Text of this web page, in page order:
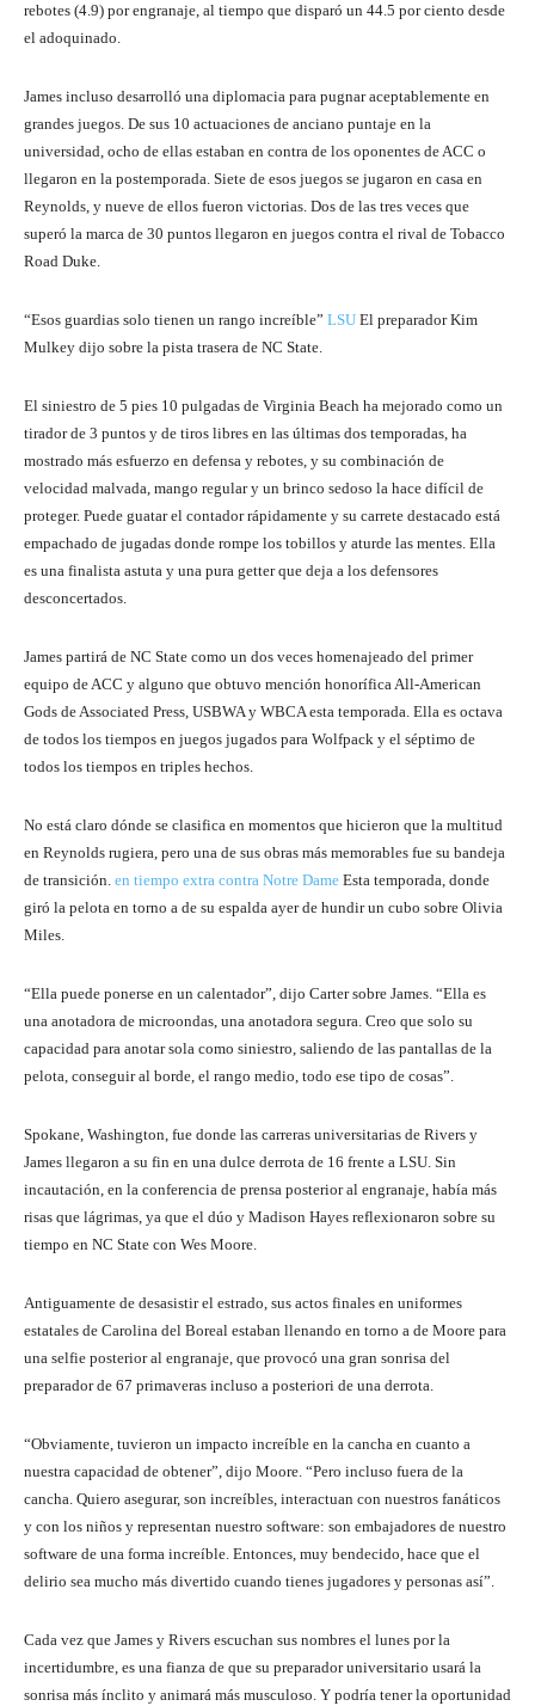
rebotes (4.9) por engranaje, al tiempo que disparó un 44.5 por ciento desde
el adoquinado.
James incluso desarrolló una diplomacia para pugnar aceptablemente en
grandes juegos. De sus 10 actuaciones de anciano puntaje en la
universidad, ocho de ellas estaban en contra de los oponentes de ACC o
llegaron en la postemporada. Siete de esos juegos se jugaron en casa en
Reynolds, y nueve de ellos fueron victorias. Dos de las tres veces que
superó la marca de 30 puntos llegaron en juegos contra el rival de Tobacco
Road Duke.
“Esos guardias solo tienen un rango increíble” LSU El preparador Kim
Mulkey dijo sobre la pista trasera de NC State.
El siniestro de 5 pies 10 pulgadas de Virginia Beach ha mejorado como un
tirador de 3 puntos y de tiros libres en las últimas dos temporadas, ha
mostrado más esfuerzo en defensa y rebotes, y su combinación de
velocidad malvada, mango regular y un brinco sedoso la hace difícil de
proteger. Puede guatar el contador rápidamente y su carrete destacado está
empachado de jugadas donde rompe los tobillos y aturde las mentes. Ella
es una finalista astuta y una pura getter que deja a los defensores
desconcertados.
James partirá de NC State como un dos veces homenajeado del primer
equipo de ACC y alguno que obtuvo mención honorífica All-American
Gods de Associated Press, USBWA y WBCA esta temporada. Ella es octava
de todos los tiempos en juegos jugados para Wolfpack y el séptimo de
todos los tiempos en triples hechos.
No está claro dónde se clasifica en momentos que hicieron que la multitud
en Reynolds rugiera, pero una de sus obras más memorables fue su bandeja
de transición. en tiempo extra contra Notre Dame Esta temporada, donde
giró la pelota en torno a de su espalda ayer de hundir un cubo sobre Olivia
Miles.
“Ella puede ponerse en un calentador”, dijo Carter sobre James. “Ella es
una anotadora de microondas, una anotadora segura. Creo que solo su
capacidad para anotar sola como siniestro, saliendo de las pantallas de la
pelota, conseguir al borde, el rango medio, todo ese tipo de cosas”.
Spokane, Washington, fue donde las carreras universitarias de Rivers y
James llegaron a su fin en una dulce derrota de 16 frente a LSU. Sin
incautación, en la conferencia de prensa posterior al engranaje, había más
risas que lágrimas, ya que el dúo y Madison Hayes reflexionaron sobre su
tiempo en NC State con Wes Moore.
Antiguamente de desasistir el estrado, sus actos finales en uniformes
estatales de Carolina del Boreal estaban llenando en torno a de Moore para
una selfie posterior al engranaje, que provocó una gran sonrisa del
preparador de 67 primaveras incluso a posteriori de una derrota.
“Obviamente, tuvieron un impacto increíble en la cancha en cuanto a
nuestra capacidad de obtener”, dijo Moore. “Pero incluso fuera de la
cancha. Quiero asegurar, son increíbles, interactuan con nuestros fanáticos
y con los niños y representan nuestro software: son embajadores de nuestro
software de una forma increíble. Entonces, muy bendecido, hace que el
delirio sea mucho más divertido cuando tienes jugadores y personas así”.
Cada vez que James y Rivers escuchan sus nombres el lunes por la
incertidumbre, es una fianza de que su preparador universitario usará la
sonrisa más ínclito y animará más musculoso. Y podría tener la oportunidad